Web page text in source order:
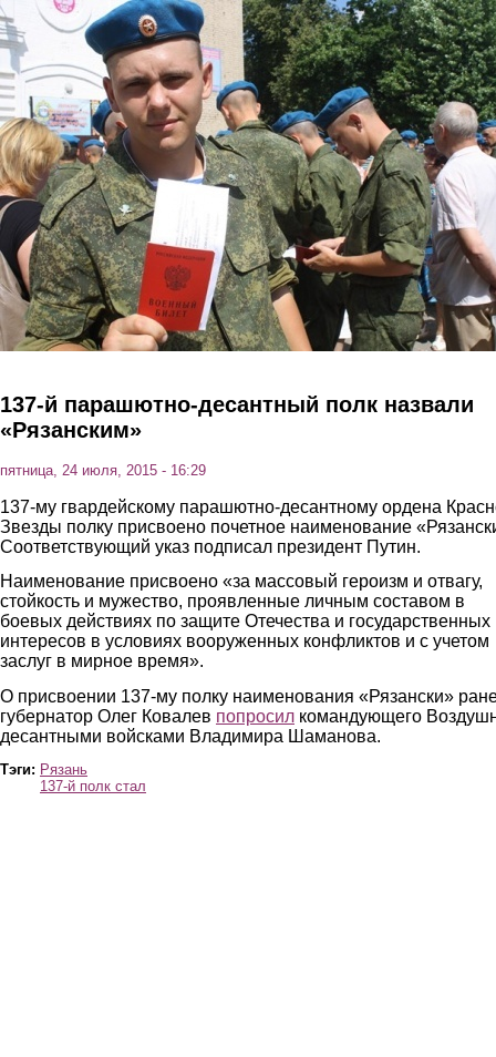
Перейти к основному содержанию
137-й парашютно-десантный полк назвали
«Рязанским»
пятница, 24 июля, 2015 - 16:29
137-му гвардейскому парашютно-десантному ордена
Звезды полку присвоено почетное наименование
Соответствующий указ подписал президент Путин.
Наименование присвоено «за массовый героизм и отвагу,
стойкость и мужество, проявленные личным составом в
боевых действиях по защите Отечества и государственных
интересов в условиях вооруженных конфликтов и с учетом
заслуг в мирное время».
О присвоении 137-му полку наименования «Рязански»
губернатор Олег Ковалев попросил командующего
десантными войсками Владимира Шаманова.
Тэги: Рязань
137-й полк стал